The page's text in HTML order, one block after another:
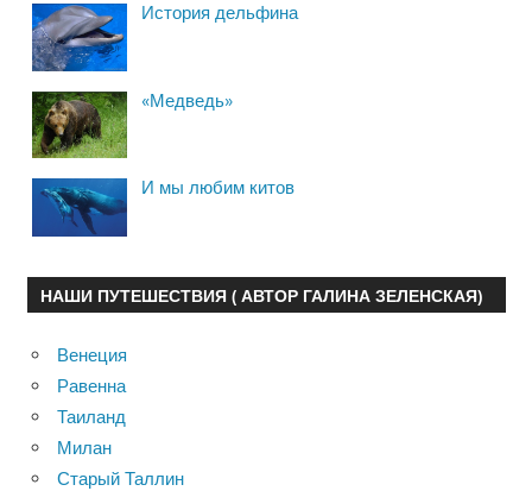
История дельфина
«Медведь»
И мы любим китов
НАШИ ПУТЕШЕСТВИЯ ( АВТОР ГАЛИНА ЗЕЛЕНСКАЯ)
Венеция
Равенна
Таиланд
Милан
Старый Таллин